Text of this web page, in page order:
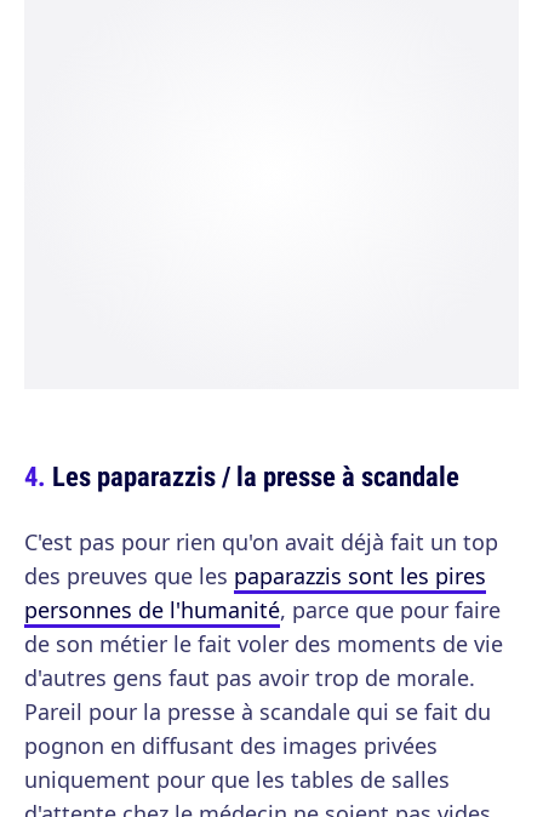
Les paparazzis / la presse à scandale
C'est pas pour rien qu'on avait déjà fait un top
des preuves que les paparazzis sont les pires
personnes de l'humanité, parce que pour faire
de son métier le fait voler des moments de vie
d'autres gens faut pas avoir trop de morale.
Pareil pour la presse à scandale qui se fait du
pognon en diffusant des images privées
uniquement pour que les tables de salles